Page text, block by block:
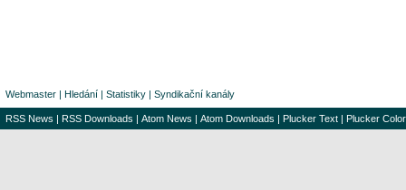
Webmaster | Hledání | Statistiky | Syndikační kanály
RSS News | RSS Downloads | Atom News | Atom Downloads | Plucker Text | Plucker Color